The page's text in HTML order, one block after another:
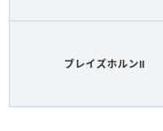
ブレイズホルンⅡ